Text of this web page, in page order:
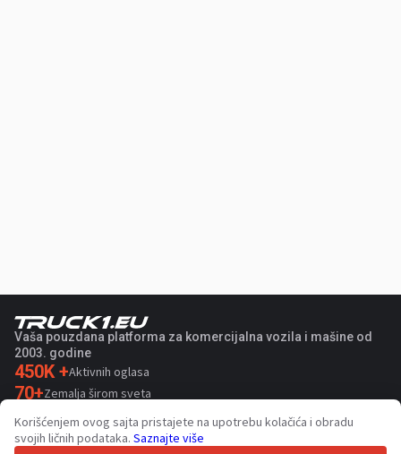
Vaša pouzdana platforma za komercijalna vozila i mašine od
2003. godine
450K +Aktivnih oglasa
70+Zemalja širom sveta
36Podržanih jezika
4.7/5
Korišćenjem ovog sajta pristajete na upotrebu kolačića i obradu
svojih ličnih podataka. Saznajte više